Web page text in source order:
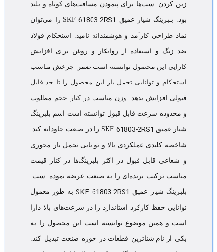
زین کردن اسب‌ها برای پیمودن مسافت‌های کوتاه و بلند
بود. بلبرینگ شیار عمیق SKF 61803-2RS1 را می‌توان
نماد طراحی کارآمد و هوشمندانه نامید. استحکام فولاد
ضد زنگ و استفاده از روانکار و روغن برای افزایش
کارایی این محصول توانسته است ضمن چرخش مناسب
استحکام و توانایی تحمل بار این محصول را تا حد قابل
قبولی افزایش بدهد. وزن مناسب در کنار حجم مطلوب
و محدوده سرعت قابل قبول توانسته است اسم بلبرینگ
شیار عمیق SKF 61803-2RS1 را در صنعت جاودانه کند.
شاخصه کلیدی عملکردی بالا و توانایی تحمل بار محوری
و شعاعی قابل قبول در اکثر بلبرینگ‌ها در کنار قیمت
مناسب ترکیب برنده‌ای را به صنعت عرضه نموده است.
بلبرینگ شیار عمیق SKF 61803-2RS1 به طور معمول
توانایی حفظ کارکرد استاندارد را در سرعت‌های بالا دارا
است و همین موضوع توانسته است این محصول را به
یکی از نام‌آشناترین قطعات در حوزه صنعت تبدیل کند.